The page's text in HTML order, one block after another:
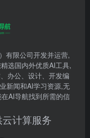
有限公司开发并运营,
选国内外优质AI工具,
办公、设计、开发编
新闻和AI学习资源,无
AI导航找到所需的信
计算服务